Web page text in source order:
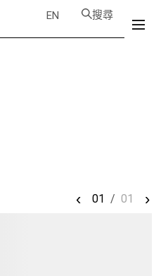
EN 搜尋
‹ 01 / 01 ›